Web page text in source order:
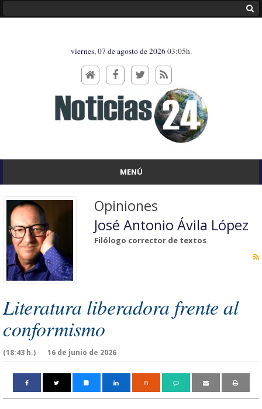
viernes, 07 de agosto de 202603:05h.
MENÚ
Opiniones
José Antonio Ávila López
Filólogo corrector de textos
Literatura liberadora frente al
conformismo
16 de junio de 2026
(18:43 h.)
m